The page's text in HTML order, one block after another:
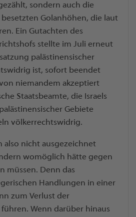
sondern auch die
Golanhöhen, die laut
Ein Gutachten des
stellte im Juli erneut
palästinensischer
ist, sofort beendet
niemandem akzeptiert
Staatsbeamte, die Israels
Gebiete
völkerrechtswidrig.
also nicht ausgezeichnet
womöglich hätte gegen
müssen. Denn das
Handlungen in einer
zum Verlust der
Wenn darüber hinaus